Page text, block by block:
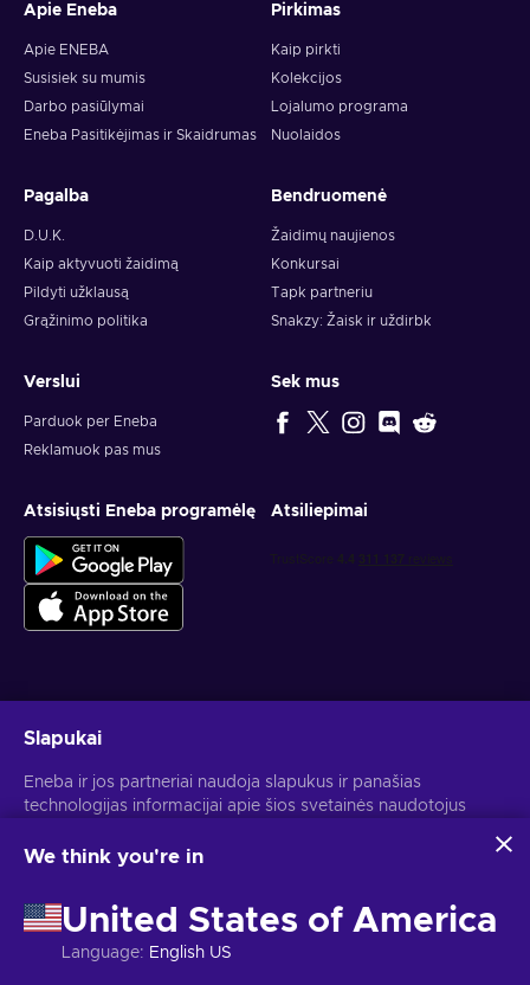
Apie Eneba
Apie ENEBA
Susisiek su mumis
Darbo pasiūlymai
Eneba Pasitikėjimas ir Skaidrumas
Pirkimas
Kaip pirkti
Kolekcijos
Lojalumo programa
Nuolaidos
Pagalba
D.U.K.
Kaip aktyvuoti žaidimą
Pildyti užklausą
Grąžinimo politika
Bendruomenė
Žaidimų naujienos
Konkursai
Tapk partneriu
Snakzy: Žaisk ir uždirbk
Verslui
Parduok per Eneba
Reklamuok pas mus
Sek mus
Atsisiųsti Eneba programėlę Atsiliepimai
Atšaukti prenumeratą gali bet kada. Daugiau informacijos rasi
Slapukai
Eneba ir jos partneriai naudoja slapukus ir panašias
technologijas informacijai apie šios svetainės naudotojus
pagerintume svetainės turinį, reklamą ir kitas paslaugas. Tavo
skelbimams personalizuoti.
Spustelėjus "Sutinku su viskuo", tu sutinki, kad Eneba ir jos
partneriai naudotų šias technologijas. Savo sutikimą gali
We think you're in
United States of America
Language: English US